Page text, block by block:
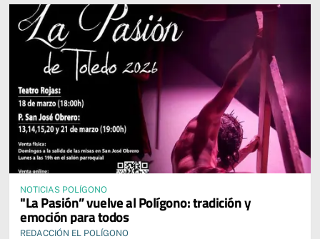
NOTICIAS POLÍGONO
"La Pasión” vuelve al Polígono: tradición y
emoción para todos
REDACCIÓN EL POLÍGONO